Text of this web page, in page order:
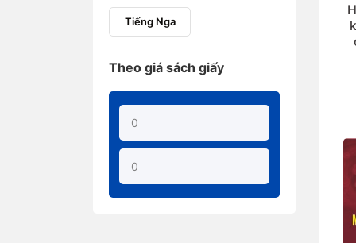
Tiếng Nga
Theo giá sách giấy